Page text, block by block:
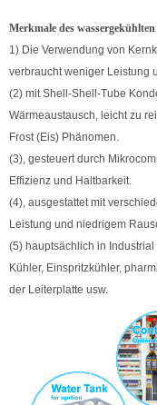
Merkmale des
1) Die Verwendung von
verbraucht weniger Leistung
(2) mit Shell-Shell-Tube
Wärmeaustausch, leicht zu
Frost (Eis) Phänomen.
(3), gesteuert durch
Effizienz und Haltbarkeit.
(4), ausgestattet mit
Leistung und niedrigem
(5) hauptsächlich in
Kühler, Einspritzkühler,
der Leiterplatte usw.